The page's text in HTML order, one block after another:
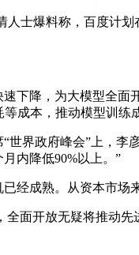
爆料称，百度计划
降，为大模型全面
成本，推动模型训练
政府峰会”上，李
内降低90%以上。”
成熟。从资本市场
开放无疑将推动先